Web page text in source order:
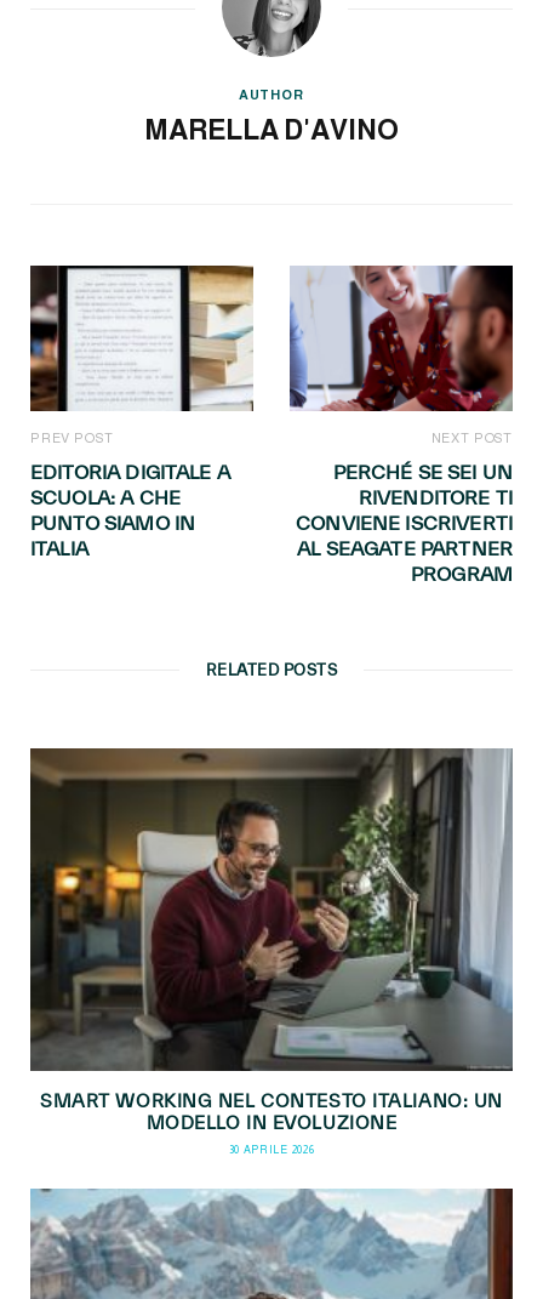
AUTHOR
MARELLA D'AVINO
PREV POST
EDITORIA DIGITALE A
SCUOLA: A CHE
PUNTO SIAMO IN
ITALIA
NEXT POST
PERCHÉ SE SEI UN
RIVENDITORE TI
CONVIENE ISCRIVERTI
AL SEAGATE PARTNER
PROGRAM
RELATED POSTS
SMART WORKING NEL CONTESTO ITALIANO: UN
MODELLO IN EVOLUZIONE
30 APRILE 2026